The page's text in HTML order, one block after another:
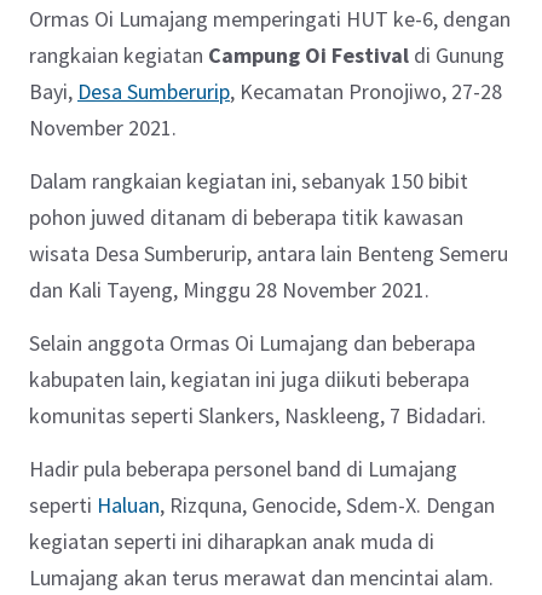
Ormas Oi Lumajang memperingati HUT ke-6, dengan
rangkaian kegiatan Campung Oi Festival di Gunung
Bayi, Desa Sumberurip, Kecamatan Pronojiwo, 27-28
November 2021.
Dalam rangkaian kegiatan ini, sebanyak 150 bibit
pohon juwed ditanam di beberapa titik kawasan
wisata Desa Sumberurip, antara lain Benteng Semeru
dan Kali Tayeng, Minggu 28 November 2021.
Selain anggota Ormas Oi Lumajang dan beberapa
kabupaten lain, kegiatan ini juga diikuti beberapa
komunitas seperti Slankers, Naskleeng, 7 Bidadari.
Hadir pula beberapa personel band di Lumajang
seperti Haluan, Rizquna, Genocide, Sdem-X. Dengan
kegiatan seperti ini diharapkan anak muda di
Lumajang akan terus merawat dan mencintai alam.